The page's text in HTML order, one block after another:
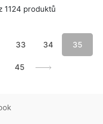
1124 produktů
33 34 35
45